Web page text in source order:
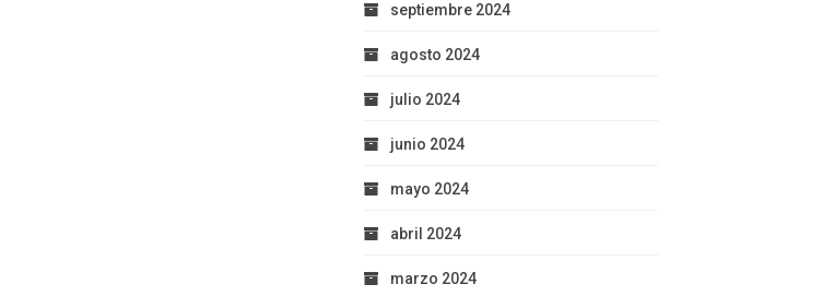
septiembre 2024
agosto 2024
julio 2024
junio 2024
mayo 2024
abril 2024
marzo 2024